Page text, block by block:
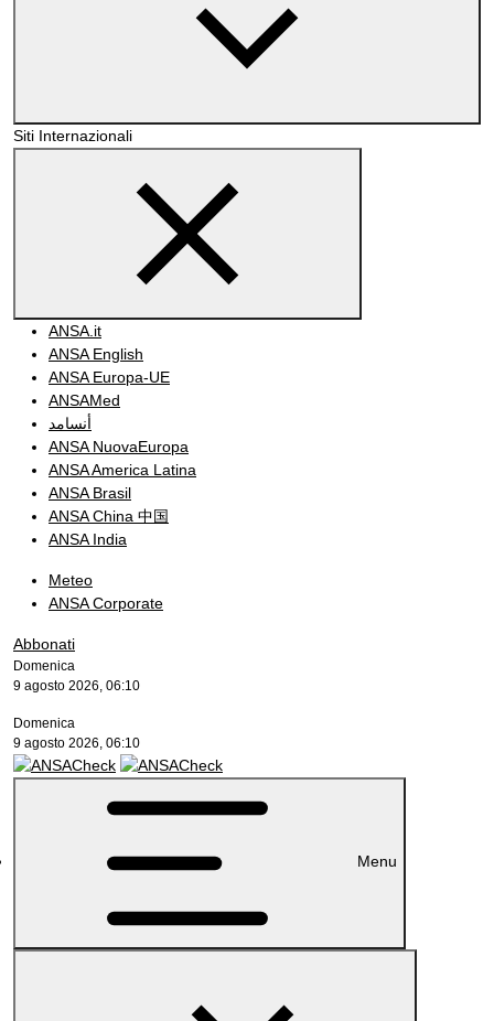
Siti Internazionali
ANSA.it
ANSA English
ANSA Europa-UE
ANSAMed
أنسامد
ANSA NuovaEuropa
ANSA America Latina
ANSA Brasil
ANSA China 中国
ANSA India
Meteo
ANSA Corporate
Abbonati
Domenica
9 agosto 2026, 06:10
Domenica
9 agosto 2026, 06:10
Menu